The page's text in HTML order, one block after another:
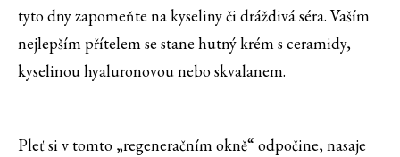
tyto dny zapomeňte na kyseliny či dráždivá séra. Vaším
nejlepším přítelem se stane hutný krém s ceramidy,
kyselinou hyaluronovou nebo skvalanem.
Pleť si v tomto „regeneračním okně“ odpočine, nasaje